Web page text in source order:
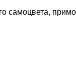
самоцвета,